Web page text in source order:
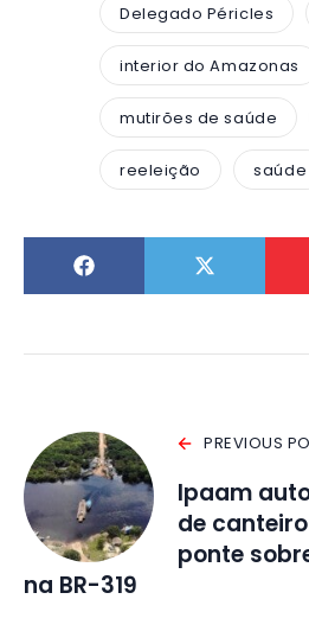
Delegado Péricles
interior do Amazonas
mutirões de saúde
reeleição saúde
PREVIOUS
Ipaam
de
ponte
na BR-319